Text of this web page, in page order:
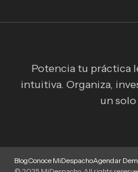
Potencia tu práctica
intuitiva. Organiza,
un
BlogConoce MiDespachoAgendar